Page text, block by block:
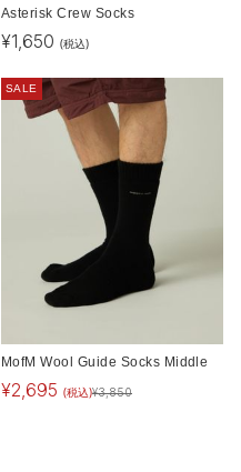
Asterisk Crew Socks
¥1,650 (税込)
SALE
MofM Wool Guide Socks Middle
¥2,695 (税込)¥3,850